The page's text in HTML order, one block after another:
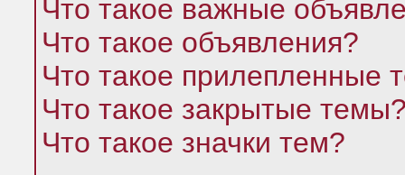
Что такое важные
Что такое объявления?
Что такое прилепленные
Что такое закрытые
Что такое значки тем?